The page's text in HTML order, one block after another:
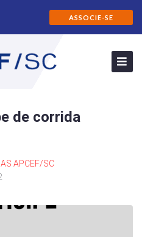
ASSOCIE-SE
de corrida
APCEF/SC